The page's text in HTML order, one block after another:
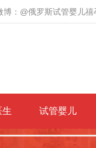
：@俄罗斯试管婴儿禧
生 试管婴儿